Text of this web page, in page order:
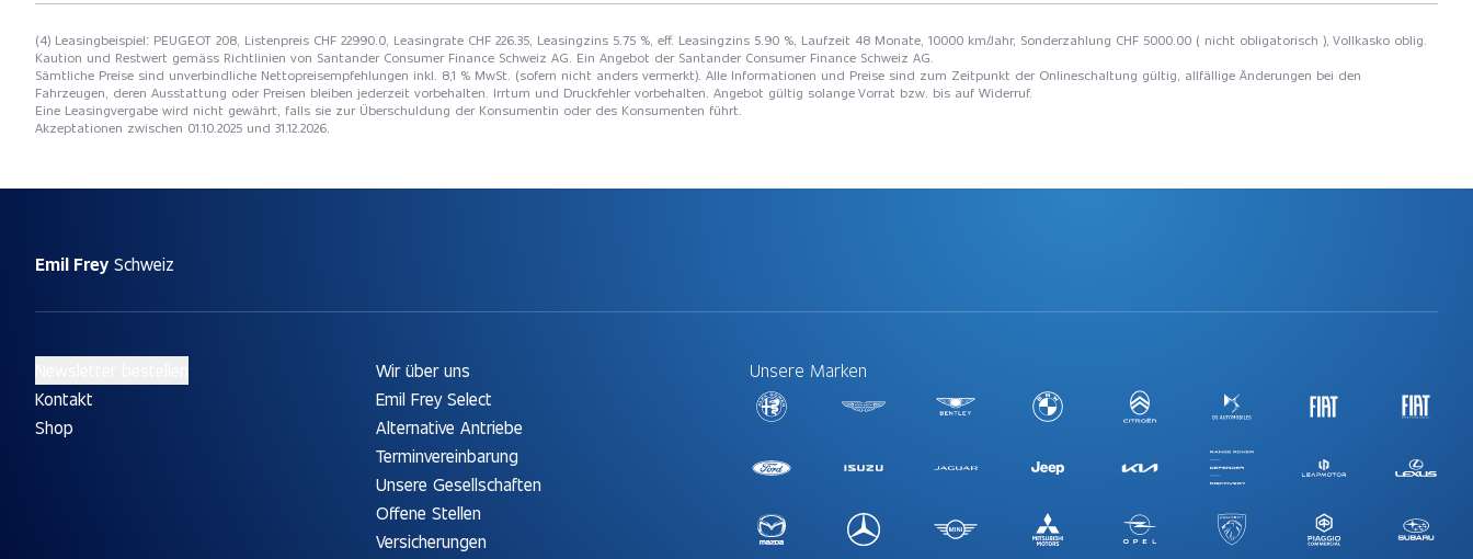
(4) Leasingbeispiel: PEUGEOT 208, Listenpreis CHF 22990.0, Leasingrate CHF 226.35, Leasingzins 5.75 %, eff. Leasingzins 5.90 %, Laufzeit 48 Monate, 10000 km/Jahr, Sonderzahlung CHF 5000.00 ( nicht obligatorisch ), Vollkasko oblig.
Kaution und Restwert gemäss Richtlinien von Santander Consumer Finance Schweiz AG. Ein Angebot der Santander Consumer Finance Schweiz AG.
Sämtliche Preise sind unverbindliche Nettopreisempfehlungen inkl. 8,1 % MwSt. (sofern nicht anders vermerkt). Alle Informationen und Preise sind zum Zeitpunkt der Onlineschaltung gültig, allfällige Änderungen bei den
Fahrzeugen, deren Ausstattung oder Preisen bleiben jederzeit vorbehalten. Irrtum und Druckfehler vorbehalten. Angebot gültig solange Vorrat bzw. bis auf Widerruf.
Eine Leasingvergabe wird nicht gewährt, falls sie zur Überschuldung der Konsumentin oder des Konsumenten führt.
Akzeptationen zwischen 01.10.2025 und 31.12.2026.
Emil Frey Schweiz
Kontakt
Shop
Wir über uns
Emil Frey Select
Alternative Antriebe
Terminvereinbarung
Unsere Gesellschaften
Offene Stellen
Versicherungen
Unsere Marken